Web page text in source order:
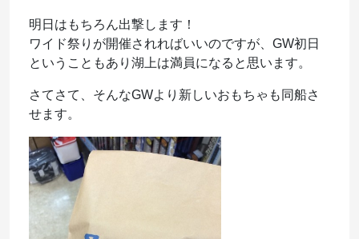
明日はもちろん出撃します！
ワイド祭りが開催されればいいのですが、GW初日
ということもあり湖上は満員になると思います。
さてさて、そんなGWより新しいおもちゃも同船さ
せます。